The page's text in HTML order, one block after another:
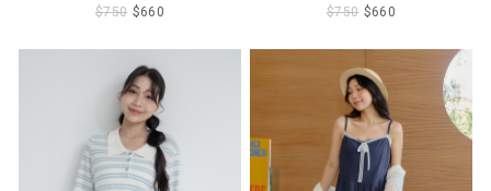
$750 $660
$750 $660